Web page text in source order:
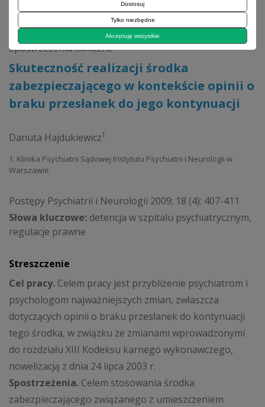
2009, tom 18, zeszyt 4
Spostrzeżenia kliniczne
Skuteczność realizacji środka
zabezpieczającego w kontekście opinii o
braku przesłanek do jego kontynuacji
Danuta Hajdukiewicz1
1. Klinika Psychiatrii Sądowej Instytutu Psychiatrii i Neurologii w
Warszawie
Postępy Psychiatrii i Neurologii 2009; 18 (4): 407-411
Słowa kluczowe: detencja w szpitalu psychiatrycznym,
regulacje prawne
Streszczenie
Cel pracy. Celem pracy jest przybliżenie psychiatrom i
psychologom najważniejszych zmian, zwłaszcza
dotyczących opinii o braku przesłanek do kontynuacji
tego środka, w związku ze zmianami wprowadzonymi
do rozdziału XIII Kodeksu karnego wykonawczego,
nowelizacją z dnia 24 lipca 2003 r.
Spostrzeżenia. Celem stosowania środka
zabezpieczającego związanego z umieszczeniem
Dostosuj
Tylko niezbędne
Akceptuję wszystkie